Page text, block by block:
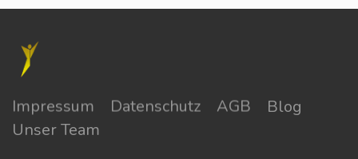
Impressum Datenschutz AGB
Blog
Unser Team